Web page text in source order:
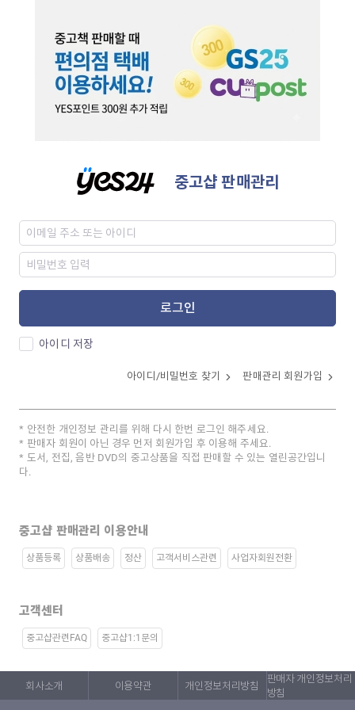
중고샵 판매관리
로그인
아이디 저장
아이디/비밀번호 찾기 판매관리 회원가입
안전한 개인정보 관리를 위해 다시 한번 로그인 해주세요.
판매자 회원이 아닌 경우 먼저 회원가입 후 이용해 주세요.
도서, 전집, 음반 DVD의 중고상품을 직접 판매할 수 있는 열린공간입니
다.
중고샵 판매관리 이용안내
상품등록 상품배송 정산 고객서비스관련 사업자회원전환
고객센터
중고샵관련FAQ 중고샵1:1문의
회사소개 이용약관 개인정보처리방침
판매자 개인정보처리
방침